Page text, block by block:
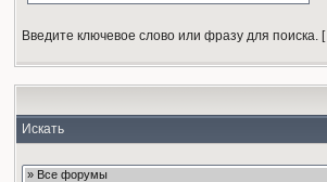
Введите ключевое слово или фразу для поиска. [
Искать